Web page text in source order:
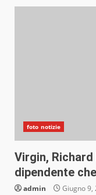
foto notizie
Virgin,
dipendente
admin Giugno 9,